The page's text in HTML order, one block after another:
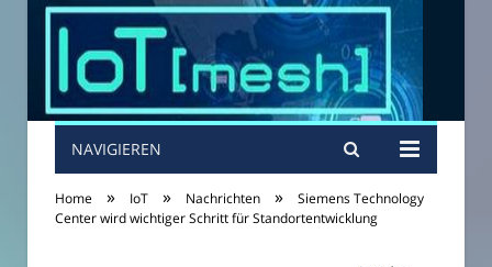
NAVIGIEREN
Home » IoT » Nachrichten »
Siemens Technology
Center wird wichtiger Schritt für Standortentwicklung